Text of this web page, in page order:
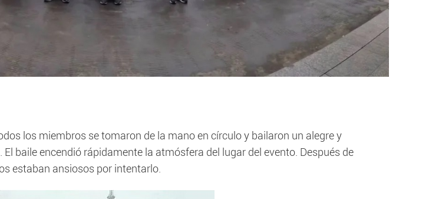
los miembros se tomaron de la mano en círculo y bailaron un alegre y
baile encendió rápidamente la atmósfera del lugar del evento. Después de
estaban ansiosos por intentarlo.